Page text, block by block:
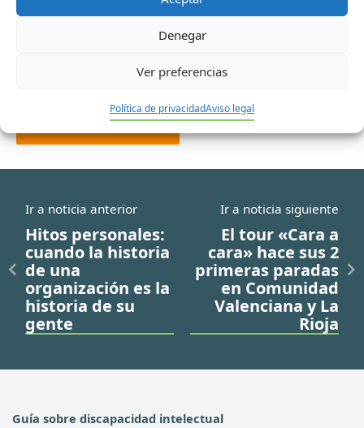
Denegar
Ver preferencias
Política de privacidadAviso legal
electrónico*
Ir a noticia anterior
Hitos personales:
cuando la historia
de una
organización es la
historia de su
gente
Ir a noticia siguiente
El tour «Cara a
cara» hace sus 2
primeras paradas
en Comunidad
Valenciana y La
Rioja
Guía sobre discapacidad intelectual